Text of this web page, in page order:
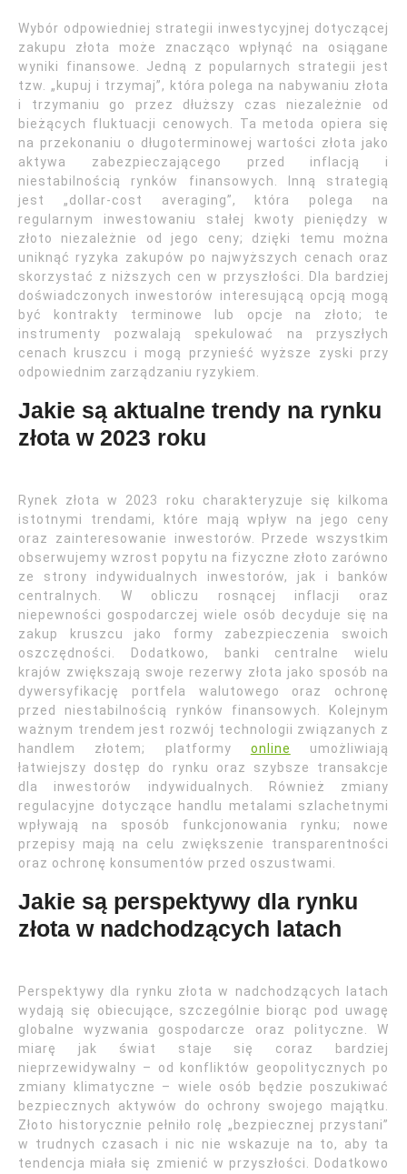
Wybór odpowiedniej strategii inwestycyjnej dotyczącej
zakupu złota może znacząco wpłynąć na osiągane
wyniki finansowe. Jedną z popularnych strategii jest
tzw. „kupuj i trzymaj”, która polega na nabywaniu złota
i trzymaniu go przez dłuższy czas niezależnie od
bieżących fluktuacji cenowych. Ta metoda opiera się
na przekonaniu o długoterminowej wartości złota jako
aktywa zabezpieczającego przed inflacją i
niestabilnością rynków finansowych. Inną strategią
jest „dollar-cost averaging”, która polega na
regularnym inwestowaniu stałej kwoty pieniędzy w
złoto niezależnie od jego ceny; dzięki temu można
uniknąć ryzyka zakupów po najwyższych cenach oraz
skorzystać z niższych cen w przyszłości. Dla bardziej
doświadczonych inwestorów interesującą opcją mogą
być kontrakty terminowe lub opcje na złoto; te
instrumenty pozwalają spekulować na przyszłych
cenach kruszcu i mogą przynieść wyższe zyski przy
odpowiednim zarządzaniu ryzykiem.
Jakie są aktualne trendy na rynku
złota w 2023 roku
Rynek złota w 2023 roku charakteryzuje się kilkoma
istotnymi trendami, które mają wpływ na jego ceny
oraz zainteresowanie inwestorów. Przede wszystkim
obserwujemy wzrost popytu na fizyczne złoto zarówno
ze strony indywidualnych inwestorów, jak i banków
centralnych. W obliczu rosnącej inflacji oraz
niepewności gospodarczej wiele osób decyduje się na
zakup kruszcu jako formy zabezpieczenia swoich
oszczędności. Dodatkowo, banki centralne wielu
krajów zwiększają swoje rezerwy złota jako sposób na
dywersyfikację portfela walutowego oraz ochronę
przed niestabilnością rynków finansowych. Kolejnym
ważnym trendem jest rozwój technologii związanych z
handlem złotem; platformy online
umożliwiają
łatwiejszy dostęp do rynku oraz szybsze transakcje
dla inwestorów indywidualnych. Również zmiany
regulacyjne dotyczące handlu metalami szlachetnymi
wpływają na sposób funkcjonowania rynku; nowe
przepisy mają na celu zwiększenie transparentności
oraz ochronę konsumentów przed oszustwami.
Jakie są perspektywy dla rynku
złota w nadchodzących latach
Perspektywy dla rynku złota w nadchodzących latach
wydają się obiecujące, szczególnie biorąc pod uwagę
globalne wyzwania gospodarcze oraz polityczne. W
miarę jak świat staje się coraz bardziej
nieprzewidywalny – od konfliktów geopolitycznych po
zmiany klimatyczne – wiele osób będzie poszukiwać
bezpiecznych aktywów do ochrony swojego majątku.
Złoto historycznie pełniło rolę „bezpiecznej przystani”
w trudnych czasach i nic nie wskazuje na to, aby ta
tendencja miała się zmienić w przyszłości. Dodatkowo